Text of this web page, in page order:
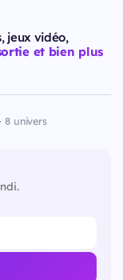
jeux vidéo,
et bien plus
8 univers